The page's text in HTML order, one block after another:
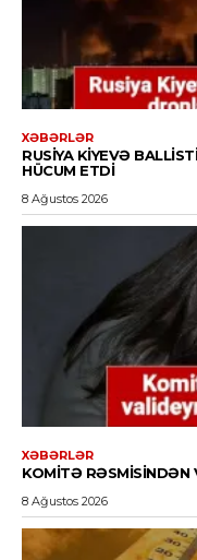
XƏBƏRLƏR
RUSIYA KIYEVƏ
HÜCUM ETDI
8 Ağustos 2026
XƏBƏRLƏR
KOMITƏ RƏSMISINDƏN
8 Ağustos 2026